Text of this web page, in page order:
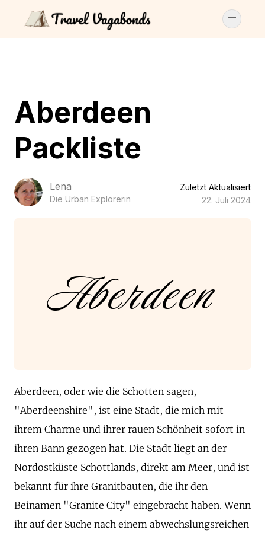
Aberdeen
Packliste
Lena
Die Urban Explorerin
Zuletzt Aktualisiert
22. Juli 2024
Aberdeen
Aberdeen, oder wie die Schotten sagen,
"Aberdeenshire", ist eine Stadt, die mich mit
ihrem Charme und ihrer rauen Schönheit sofort in
ihren Bann gezogen hat. Die Stadt liegt an der
Nordostküste Schottlands, direkt am Meer, und ist
bekannt für ihre Granitbauten, die ihr den
Beinamen "Granite City" eingebracht haben. Wenn
ihr auf der Suche nach einem abwechslungsreichen